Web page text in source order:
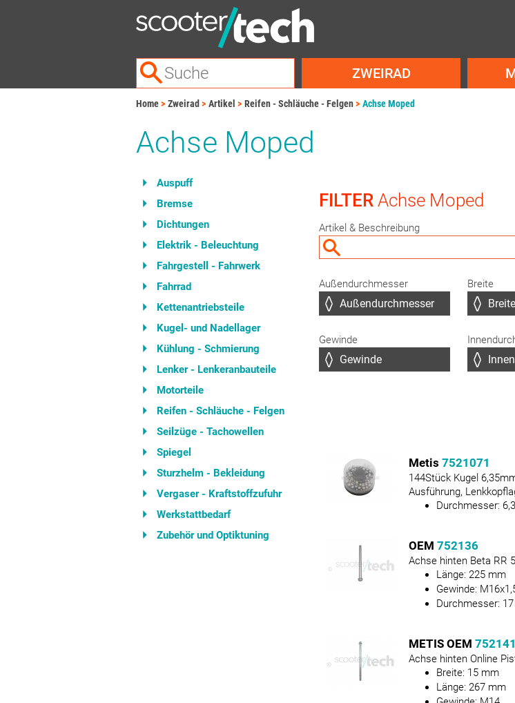
ZWEIRAD
Home Zweirad Artikel Reifen - Schläuche - Felgen Achse Moped
Achse Moped
Auspuff
Bremse
Dichtungen
Elektrik - Beleuchtung
Fahrgestell - Fahrwerk
Fahrrad
Kettenantriebsteile
Kugel- und Nadellager
Kühlung - Schmierung
Lenker - Lenkeranbauteile
Motorteile
Reifen - Schläuche - Felgen
Seilzüge - Tachowellen
Spiegel
Sturzhelm - Bekleidung
Vergaser - Kraftstoffzufuhr
Werkstattbedarf
Zubehör und Optiktuning
FILTER Achse Moped
Artikel & Beschreibung
Außendurchmesser Breite
Gewinde
Metis 7521071
144Stück Kugel
Ausführung,
Durchmesser:
OEM 752136
Achse hinten Beta RR
Länge: 225 mm
Gewinde:
Durchmesser: 17
METIS OEM 752141
Achse hinten Online
Breite: 15 mm
Länge: 267 mm